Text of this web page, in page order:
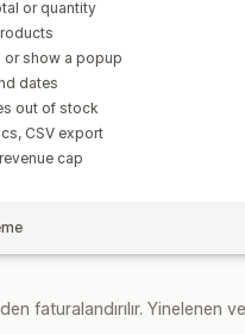
or quantity
show a popup
dates
out of stock
CSV export
cap
faturalandırılır. Yinelenen